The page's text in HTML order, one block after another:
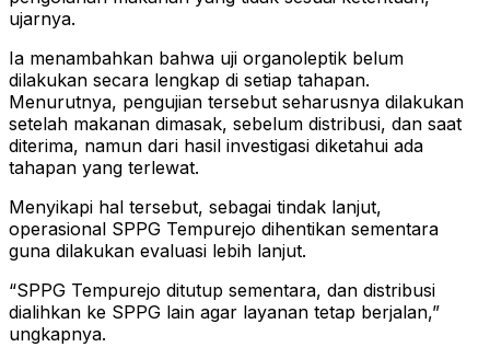
ujarnya.
Ia menambahkan bahwa uji organoleptik belum
dilakukan secara lengkap di setiap tahapan.
Menurutnya, pengujian tersebut seharusnya dilakukan
setelah makanan dimasak, sebelum distribusi, dan saat
diterima, namun dari hasil investigasi diketahui ada
tahapan yang terlewat.
Menyikapi hal tersebut, sebagai tindak lanjut,
operasional SPPG Tempurejo dihentikan sementara
guna dilakukan evaluasi lebih lanjut.
“SPPG Tempurejo ditutup sementara, dan distribusi
dialihkan ke SPPG lain agar layanan tetap berjalan,”
ungkapnya.